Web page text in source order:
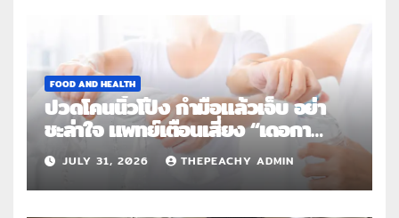
FOOD AND HEALTH
ปวดโคนนิ้วโป้ง กำมือแล้วเจ็บ อย่า
ชะล่าใจ แพทย์เตือนเสี่ยง “เดอกา
แวง” โรคปลอกหุ้มเอ็นอักเสบจากการ
ใช้งานซ้ำ
JULY 31, 2026 THEPEACHY ADMIN